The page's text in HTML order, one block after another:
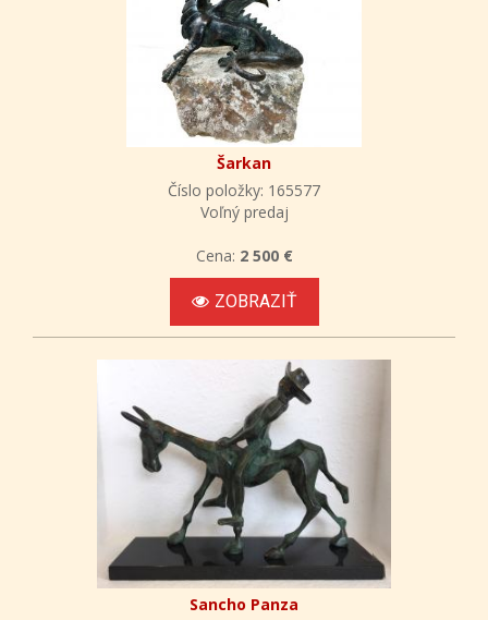
Šarkan
Číslo položky: 165577
Voľný predaj
Cena: 2 500 €
ZOBRAZIŤ
Sancho Panza